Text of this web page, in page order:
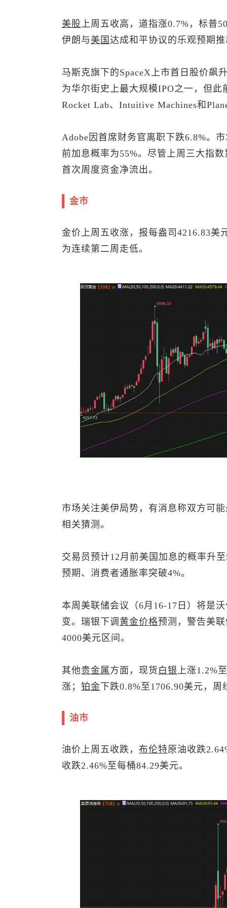
美股 上周五收高，道指涨0.7%， 标普
伊朗与 美国 达成和平协议的乐观预期
马斯克旗下的SpaceX上市首日股价飙
为华尔街史上最大规模IPO之一，但
Rocket Lab、Intuitive Machines和
Adobe因首席财务官离职下跌6.8%。
前加息概率为55%。尽管上周三大指
首次周度资金净流出。
金市
金价上周五收涨，报每盎司4216.83美
为连续第二周走低。
市场关注美伊局势，有消息称双方可
相关猜测。
交易员预计12月前美国加息的概率升
预期、消费者通胀率突破4%。
本周美联储会议（6月16-17日）将是
变。瑞银下调 黄金价格预测，警告美
4000美元区间。
其他贵金属方面， 现货 白银 上涨1.2%
涨； 铂金下跌0.8%至1706.90美元，周
油市
油价上周五收跌， 布伦特原油收跌
收跌2.46%至每桶84.29美元。